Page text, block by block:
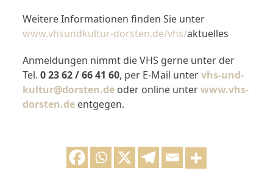
Weitere Informationen finden Sie unter
www.vhsundkultur-dorsten.de/vhs/aktuelles
Anmeldungen nimmt die VHS gerne unter der
Tel.0 23 62 / 66 41 60, per E-Mail untervhs-und-
kultur@dorsten.de oder online unterwww.vhs-
dorsten.de entgegen.